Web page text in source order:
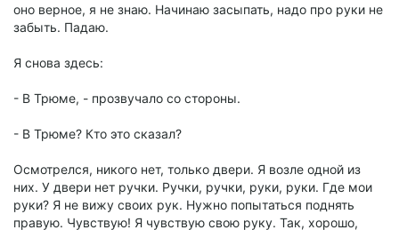
оно верное, я не знаю. Начинаю засыпать, надо про руки не
забыть. Падаю.
Я снова здесь:
- В Трюме, - прозвучало со стороны.
- В Трюме? Кто это сказал?
Осмотрелся, никого нет, только двери. Я возле одной из
них. У двери нет ручки. Ручки, ручки, руки, руки. Где мои
руки? Я не вижу своих рук. Нужно попытаться поднять
правую. Чувствую! Я чувствую свою руку. Так, хорошо,